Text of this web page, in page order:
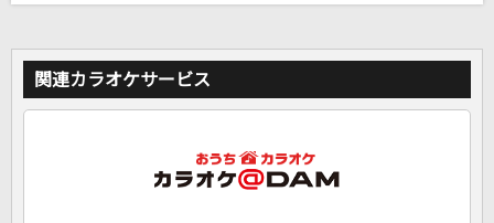
関連カラオケサービス